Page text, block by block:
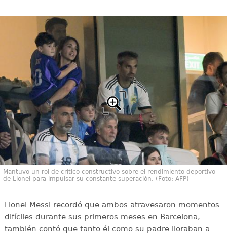
Mantuvo un rol de crítico constructivo sobre el rendimiento deportivo
de Lionel para impulsar su constante superación. (Foto: AFP)
Lionel Messi recordó que ambos atravesaron momentos
difíciles durante sus primeros meses en Barcelona,
también contó que tanto él como su padre lloraban a